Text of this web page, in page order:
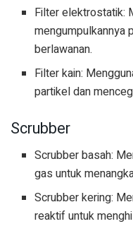
Filter elektrostatik:
mengumpulkannya
berlawanan.
Filter kain:
partikel dan
Scrubber
Scrubber basah:
gas untuk
Scrubber kering:
reaktif untuk